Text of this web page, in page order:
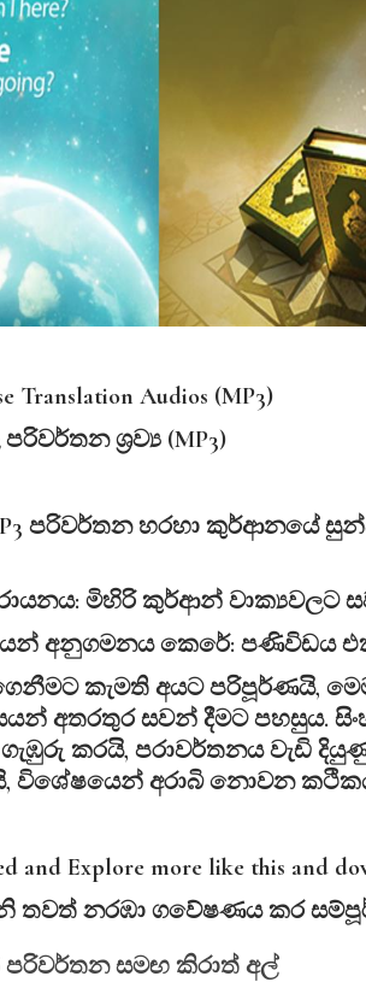
Translation Audios (MP3)
පරිවර්තනශ්‍රව්‍ ය (MP3)
පරිවර්තන හරහා කුර්ආනයේ
මිහිරි කුර්ආන් වාක්‍යවලට
අනුගමනය කෙරේ: පණිවිඩය
කැමති අයට පරිපූර්ණයි,
අතරතුර සවන් දීමට පහසුය.
කරයි, පරාවර්තනය වැඩි
විශේෂයෙන් අරාබි නොවන
and Explore more like this and
තවත් නරඹා ගවේෂණයකර
සමඟ කිරාත් අල්